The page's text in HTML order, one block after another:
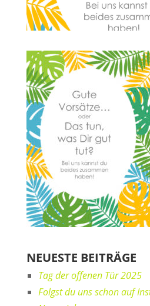
NEUESTE BEITRÄGE
Tag der offenen Tür 2025
Folgst du uns schon auf